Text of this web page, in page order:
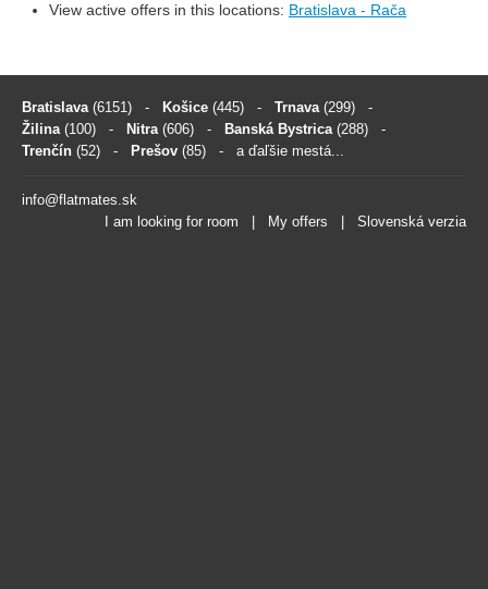
View active offers in this locations: Bratislava - Rača
Bratislava (6151) - Košice (445) - Trnava (299) -
Žilina (100) - Nitra (606) - Banská Bystrica (288) -
Trenčín (52) - Prešov (85) - a ďaľšie mestá...
info@flatmates.sk
I am looking for room
My offers Slovenská verzia